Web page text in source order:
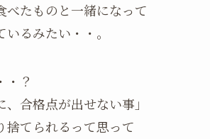
べたものと一緒になって
るみたい・・。
・？
、合格点が出せない事」
捨てられるって思って